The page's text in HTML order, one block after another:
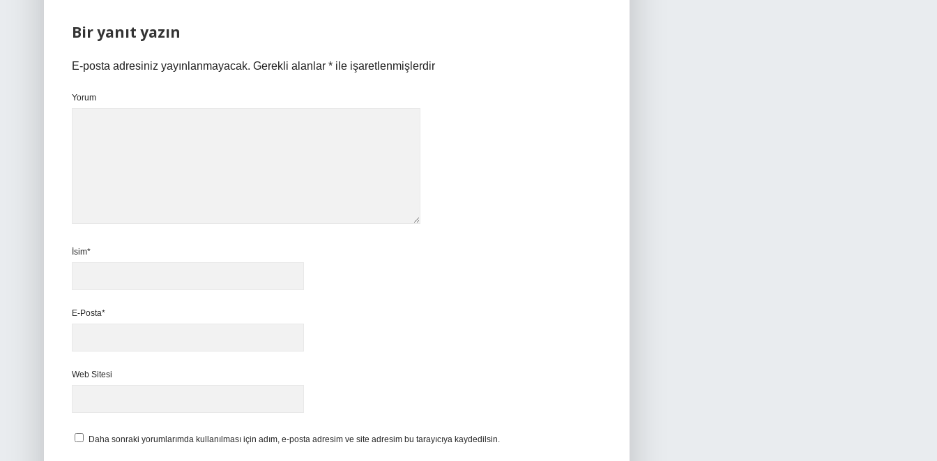
Bir yanıt yazın
E-posta adresiniz yayınlanmayacak. Gerekli alanlar * ile işaretlenmişlerdir
Yorum
İsim*
E-Posta*
Web Sitesi
Daha sonraki yorumlarımda kullanılması için adım, e-posta adresim ve site adresim bu tarayıcıya kaydedilsin.